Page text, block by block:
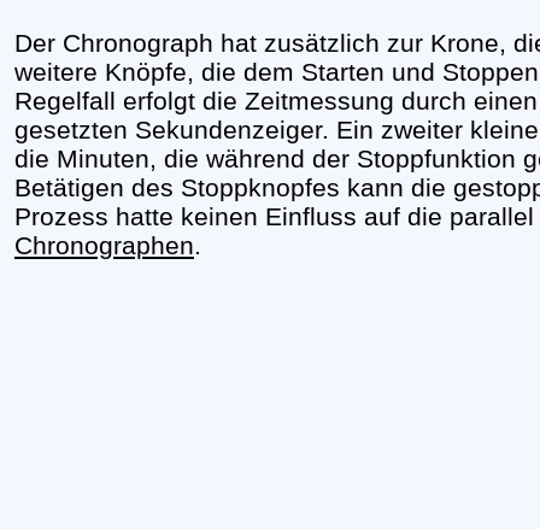
Der Chronograph hat zusätzlich zur Krone,
weitere Knöpfe, die dem Starten und
Regelfall erfolgt die Zeitmessung durch
gesetzten Sekundenzeiger. Ein zweiter
die Minuten, die während der Stoppfunktion
Betätigen des Stoppknopfes kann die
Prozess hatte keinen Einfluss auf die
Chronographen.